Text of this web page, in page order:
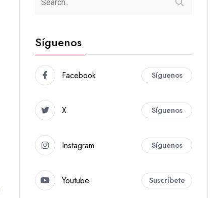
Síguenos
Facebook Síguenos
X Síguenos
Instagram Síguenos
Youtube Suscríbete